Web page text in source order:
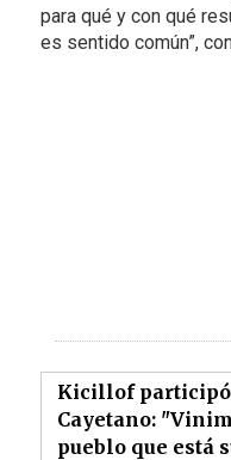
para qué y con qué
es sentido común”,
Kicillof participó
Cayetano:
pueblo que está